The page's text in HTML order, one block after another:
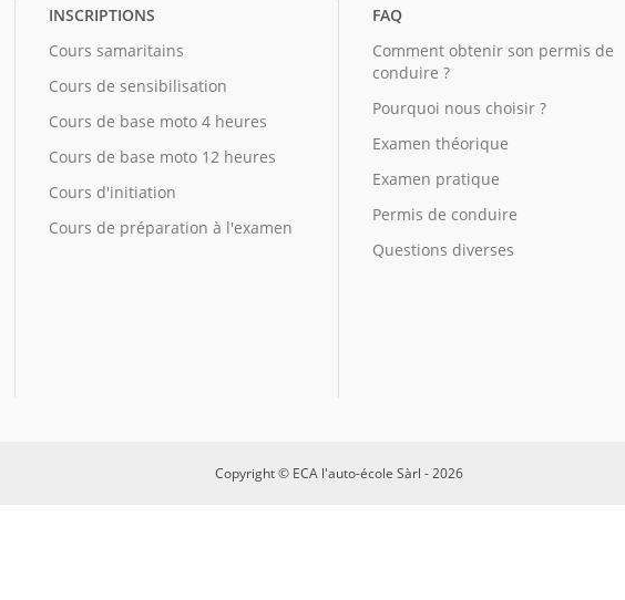
INSCRIPTIONS
Cours samaritains
Cours de sensibilisation
Cours de base moto 4 heures
Cours de base moto 12 heures
Cours d'initiation
Cours de préparation à l'examen
FAQ
Comment obtenir son permis de
conduire ?
Pourquoi nous choisir ?
Examen théorique
Examen pratique
Permis de conduire
Questions diverses
Copyright © ECA l'auto-école Sàrl - 2026